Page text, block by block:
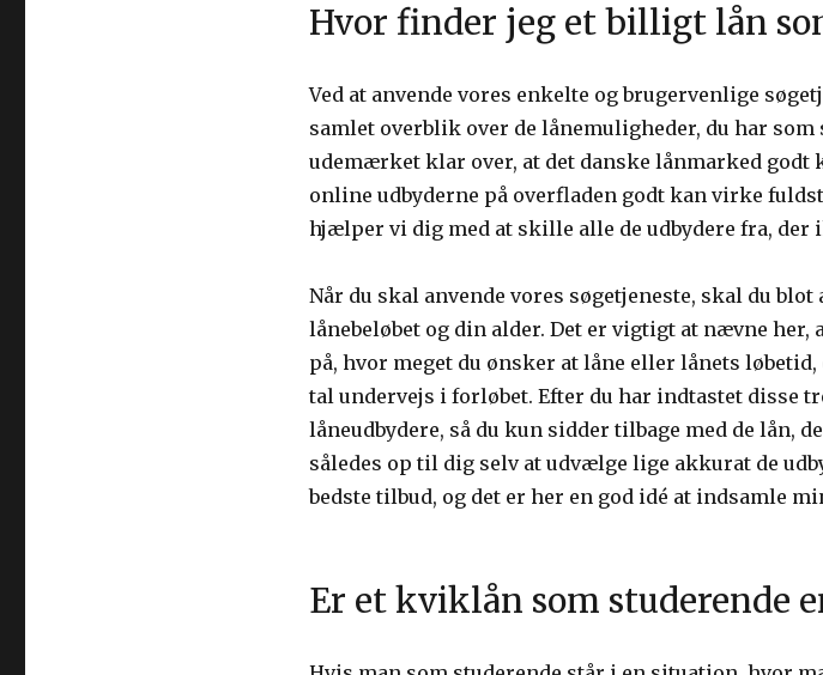
Hvor finder jeg et billigt lån
Ved at anvende vores enkelte og brugervenlige
samlet overblik over de lånemuligheder, du har
udemærket klar over, at det danske lånmarked godt
online udbyderne på overfladen godt kan virke
hjælper vi dig med at skille alle de udbydere fra, der
Når du skal anvende vores søgetjeneste, skal du
lånebeløbet og din alder. Det er vigtigt at nævne
på, hvor meget du ønsker at låne eller lånets
tal undervejs i forløbet. Efter du har indtastet disse
låneudbydere, så du kun sidder tilbage med de lån,
således op til dig selv at udvælge lige akkurat de
bedste tilbud, og det er her en god idé at indsamle
Er et kviklån som studerende